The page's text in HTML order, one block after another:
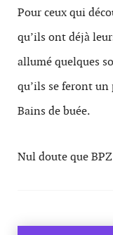
Pour ceux qui
qu’ils ont déjà
allumé quelques
qu’ils se feront
Bains de buée.
Nul doute que BPZ